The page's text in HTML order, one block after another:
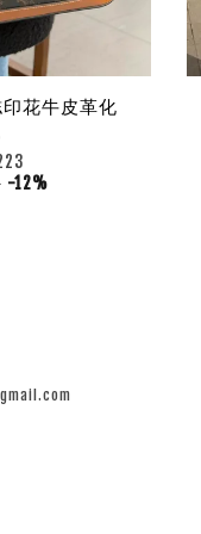
印花牛皮革化
-12%